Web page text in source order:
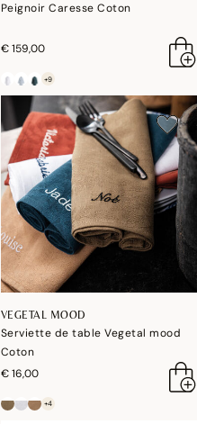
Peignoir Caresse Coton
€ 159,00
+9
VEGETAL MOOD
Serviette de table Vegetal mood
Coton
€ 16,00
+4